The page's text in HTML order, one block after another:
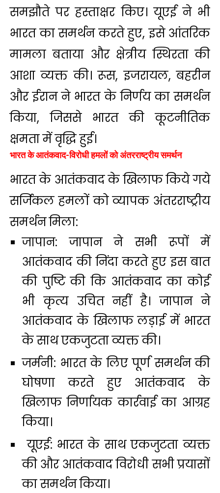
समझौते पर हस्ताक्षर किए। यूएई ने भी
भारत का समर्थन करते हुए, इसे आंतरिक
मामला बताया और क्षेत्रीय स्थिरता की
आशा व्यक्त की। रूस, इजरायल, बहरीन
और ईरान ने भारत के निर्णय का समर्थन
किया, जिससे भारत की कूटनीतिक
क्षमता में वृद्धि हुई।
भारत के आतंकवाद-विरोधी हमलों को अंतरराष्ट्रीय समर्थन
भारत के आतंकवाद के खिलाफ किये गये
सर्जिकल हमलों को व्यापक अंतरराष्ट्रीय
समर्थन मिला:
जापान: जापान ने सभी रूपों में
आतंकवाद की निंदा करते हुए इस बात
की पुष्टि की कि आतंकवाद का कोई
भी कृत्य उचित नहीं है। जापान ने
आतंकवाद के खिलाफ लड़ाई में भारत
के साथ एकजुटता व्यक्त की।
जर्मनी: भारत के लिए पूर्ण समर्थन की
घोषणा करते हुए आतंकवाद के
खिलाफ निर्णायक कार्रवाई का आग्रह
किया।
यूएई: भारत के साथ एकजुटता व्यक्त
की और आतंकवाद विरोधी सभी प्रयासों
का समर्थन किया।